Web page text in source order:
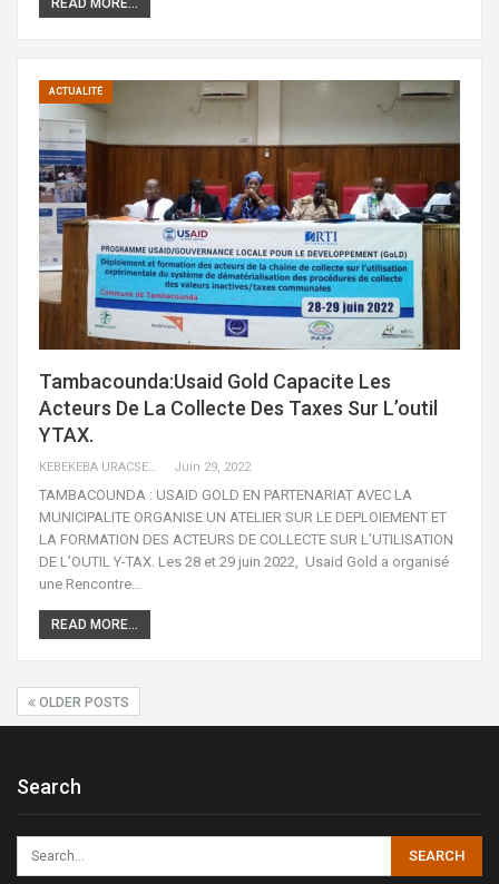
READ MORE...
ACTUALITÉ
Tambacounda:Usaid Gold Capacite Les
Acteurs De La Collecte Des Taxes Sur L’outil
YTAX.
KEBEKEBA URACSENEGAL / RADIO GADECBEETAWE FM Juin 29, 2022
TAMBACOUNDA : USAID GOLD EN PARTENARIAT AVEC LA
MUNICIPALITE ORGANISE UN ATELIER SUR LE DEPLOIEMENT ET
LA FORMATION DES ACTEURS DE COLLECTE SUR L’UTILISATION
DE L’OUTIL Y-TAX. Les 28 et 29 juin 2022, Usaid Gold a organisé
une Rencontre…
READ MORE...
OLDER POSTS
Search